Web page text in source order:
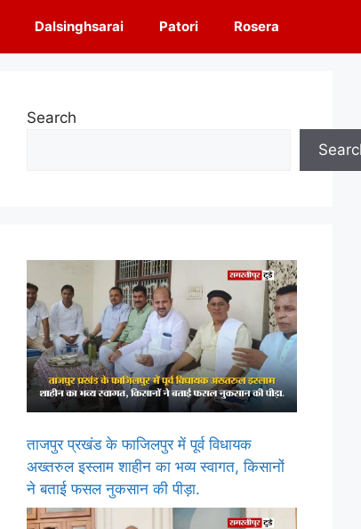
Dalsinghsarai Patori Rosera
Search
ताजपुर प्रखंड के फाजिलपुर में पूर्व विधायक
अख्तरुल इस्लाम शाहीन का भव्य स्वागत, किसानों
ने बताई फसल नुकसान की पीड़ा.